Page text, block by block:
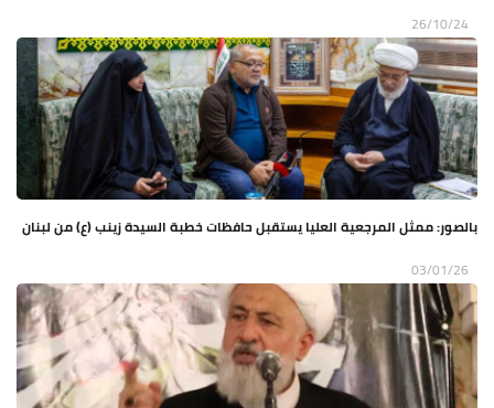
26/10/24
بالصور: ممثل المرجعية العليا يستقبل حافظات خطبة السيدة زينب (ع) من لبنان
03/01/26